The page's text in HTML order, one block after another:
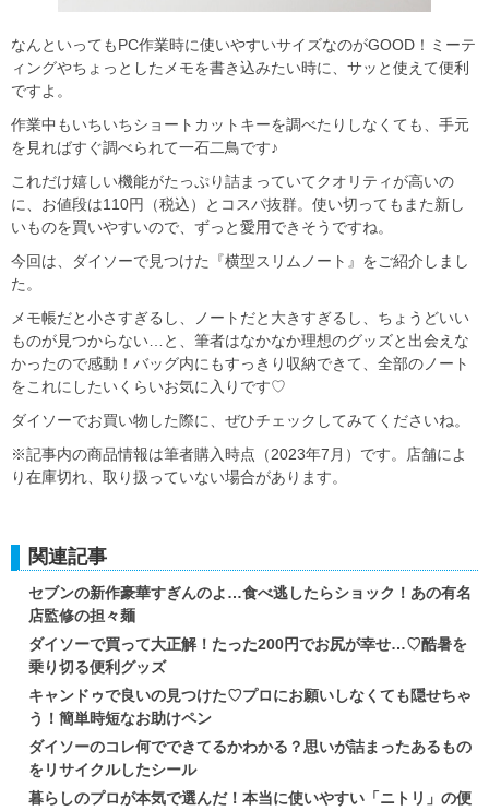
なんといってもPC作業時に使いやすいサイズなのがGOOD！ミーテ
ィングやちょっとしたメモを書き込みたい時に、サッと使えて便利
ですよ。
作業中もいちいちショートカットキーを調べたりしなくても、手元
を見ればすぐ調べられて一石二鳥です♪
これだけ嬉しい機能がたっぷり詰まっていてクオリティが高いの
に、お値段は110円（税込）とコスパ抜群。使い切ってもまた新し
いものを買いやすいので、ずっと愛用できそうですね。
今回は、ダイソーで見つけた『横型スリムノート』をご紹介しまし
た。
メモ帳だと小さすぎるし、ノートだと大きすぎるし、ちょうどいい
ものが見つからない…と、筆者はなかなか理想のグッズと出会えな
かったので感動！バッグ内にもすっきり収納できて、全部のノート
をこれにしたいくらいお気に入りです♡
ダイソーでお買い物した際に、ぜひチェックしてみてくださいね。
※記事内の商品情報は筆者購入時点（2023年7月）です。店舗によ
り在庫切れ、取り扱っていない場合があります。
関連記事
セブンの新作豪華すぎんのよ…食べ逃したらショック！あの有名
店監修の担々麺
ダイソーで買って大正解！たった200円でお尻が幸せ…♡酷暑を
乗り切る便利グッズ
キャンドゥで良いの見つけた♡プロにお願いしなくても隠せちゃ
う！簡単時短なお助けペン
ダイソーのコレ何でできてるかわかる？思いが詰まったあるもの
をリサイクルしたシール
暮らしのプロが本気で選んだ！本当に使いやすい「ニトリ」の便